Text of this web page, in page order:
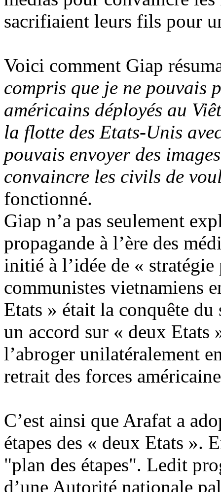
sacrifiaient leurs fils pour
Voici comment Giap
compris que je ne pouvais
américains déployés au
la flotte des Etats-Unis
pouvais envoyer des
convaincre les civils de
fonctionné.
Giap n’a pas seulement
propagande à l’ère des
initié à l’idée de « stratégie
communistes vietnamiens
Etats » était la conquête du
un accord sur « deux Etats
l’abroger unilatéralement
retrait des forces
C’est ainsi que Arafat a
étapes des « deux Etats ».
"plan des étapes". Ledit
d’une Autorité nationale